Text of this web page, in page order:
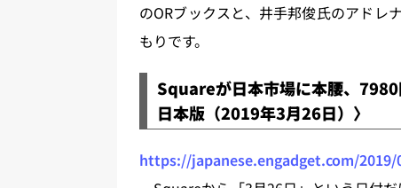
のORブックスと、井手邦俊氏のアドレ
もりです。
Squareが日本市場に本腰、
日本版（2019年3月26日）〉
https://japanese.engadget.com/